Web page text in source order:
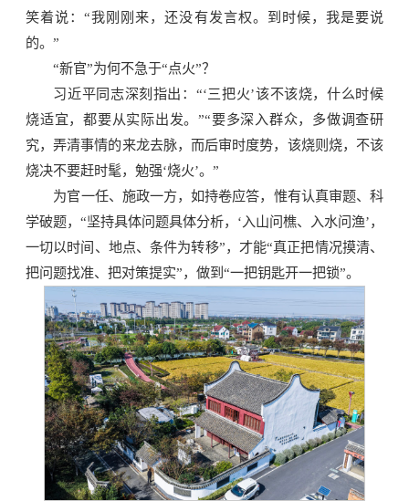
笑着说：“我刚刚来，还没有发言权。到时候，我是要说
的。”
“新官”为何不急于“点火”？
习近平同志深刻指出：“‘三把火’该不该烧，什么时候
烧适宜，都要从实际出发。”“要多深入群众，多做调查研
究，弄清事情的来龙去脉，而后审时度势，该烧则烧，不该
烧决不要赶时髦，勉强‘烧火’。”
为官一任、施政一方，如持卷应答，惟有认真审题、科
学破题，“坚持具体问题具体分析，‘入山问樵、入水问渔’，
一切以时间、地点、条件为转移”，才能“真正把情况摸清、
把问题找准、把对策提实”，做到“一把钥匙开一把锁”。